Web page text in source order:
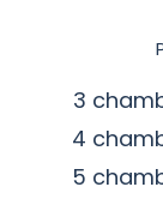
3
4
5